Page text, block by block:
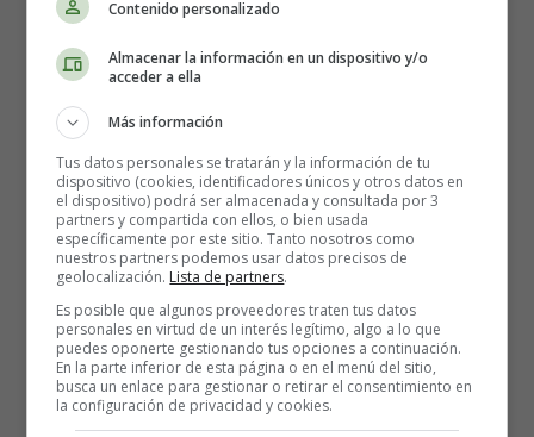
satisfacer las necesidades del esqueleto del feto. Si
intentas amamantar después del parto, este proceso se
acelerará.
El médico puede diagnosticar la osteoporosis con un
tipo especial de imágenes de rayos X denominado
absorciometría dual de rayos X (DEXA). Existe una
tendencia entre los profesionales de la salud a evitar
la DEXA en las mujeres embarazadas, debido al
miedo a las bajas dosis de radiación que es común en
nuestra sociedad. Sin embargo, aunque la dosis de
radiación ionizante de una DEXA varía mucho según la
parte del cuerpo que se escanee, siempre se mide en
microsieverts (µSv), lo que significa que es
exquisitamente baja. Por consiguiente, si has sufrido
Contenido personalizado
Almacenar la información en un dispositivo y/o
acceder a ella
Más información
Tus datos personales se tratarán y la información de tu
dispositivo (cookies, identificadores únicos y otros datos en
el dispositivo) podrá ser almacenada y consultada por 3
partners y compartida con ellos, o bien usada
específicamente por este sitio. Tanto nosotros como
nuestros partners podemos usar datos precisos de
geolocalización. Lista de partners.
Es posible que algunos proveedores traten tus datos
personales en virtud de un interés legítimo, algo a lo que
puedes oponerte gestionando tus opciones a continuación.
En la parte inferior de esta página o en el menú del sitio,
busca un enlace para gestionar o retirar el consentimiento en
la configuración de privacidad y cookies.